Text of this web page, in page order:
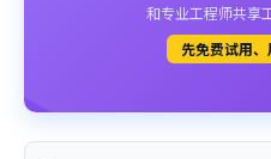
和专业工程师共享
先免费试用